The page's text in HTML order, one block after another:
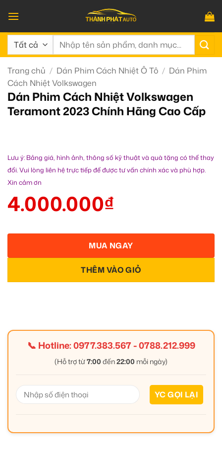
qua
nội
dung
Tìm
Trang chủ / Dán Phim Cách Nhiệt Ô Tô / Dán Phim
Cách Nhiệt Volkswagen
Dán Phim Cách Nhiệt Volkswagen
Teramont 2023 Chính Hãng Cao Cấp
Lưu ý: Bảng giá, hình ảnh, thông số kỹ thuật và quà tặng có thể thay
đổi. Vui lòng liên hệ trực tiếp để được tư vấn chính xác và phù hợp.
Xin cảm ơn
4.000.000₫
THÊM VÀO GIỎ
MUA NGAY
📞 Hotline:0977.383.567-0788.212.999
(Hỗ trợ từ7:00 đến22:00 mỗi ngày)